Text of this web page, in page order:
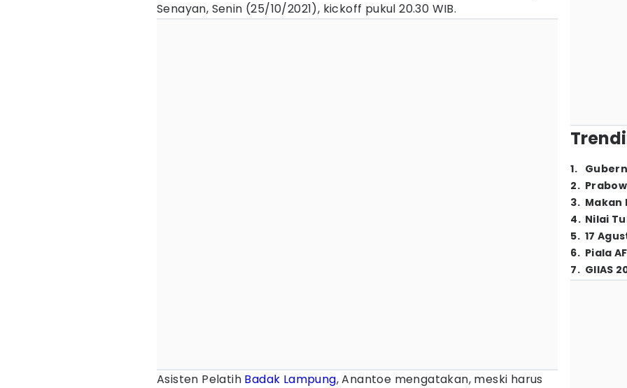
Senayan, Senin (25/10/2021), kickoff pukul 20.30 WIB.
Asisten Pelatih Badak Lampung, Anantoe mengatakan, meski harus
1.
2.
3. Makan
4. Nilai
5. 17
6. Piala
7. GIIAS